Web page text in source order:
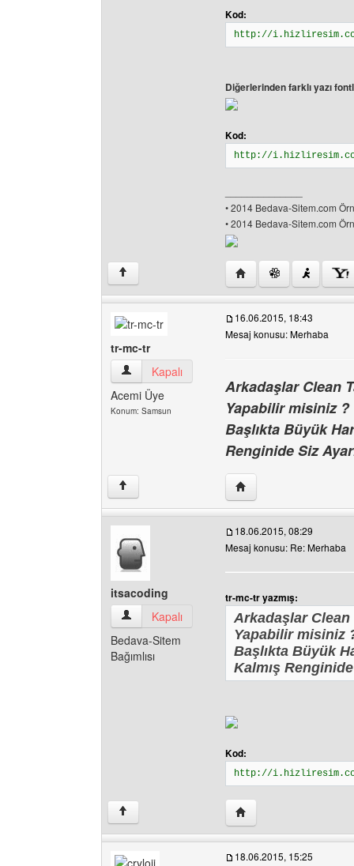
Kod:
http://
Diğerlerinden farklı yazı
Kod:
http://
• 2014 Bedava-Sitem.com
• 2014 Bedava-Sitem.com
↑ Yazarın web sitesini
tr-mc-tr
tr-mc-tr Kullanıcının profilini görüntüle
Kapalı
Acemi Üye
Konum: Samsun
16.06.2015, 18:43
Mesaj konusu: Merhaba
Arkadaşlar Clean
Yapabilir misiniz ?
Başlıkta Büyük
Renginide Siz
↑ Yazarın web sitesini
itsacoding
itsacoding Kullanıcının profilini görüntüle
Kapalı
Bedava-Sitem
Bağımlısı
18.06.2015, 08:29
Mesaj konusu: Re: Merhaba
tr-mc-tr yazmış:
Arkadaşlar Clean
Yapabilir misiniz
Başlıkta Büyük
Kalmış
Kod:
http://
↑ Yazarın web sitesini
18.06.2015, 15:25